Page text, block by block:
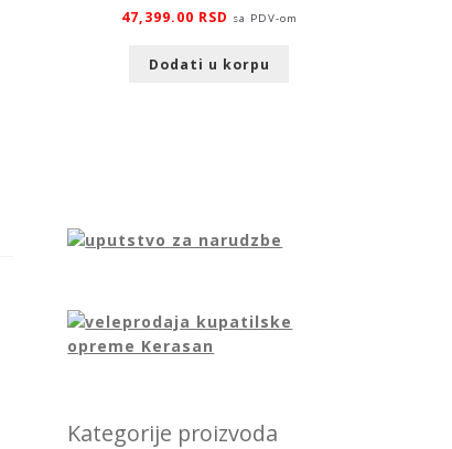
47,399.00 RSD sa PDV-om
Dodati u korpu
Kategorije proizvoda